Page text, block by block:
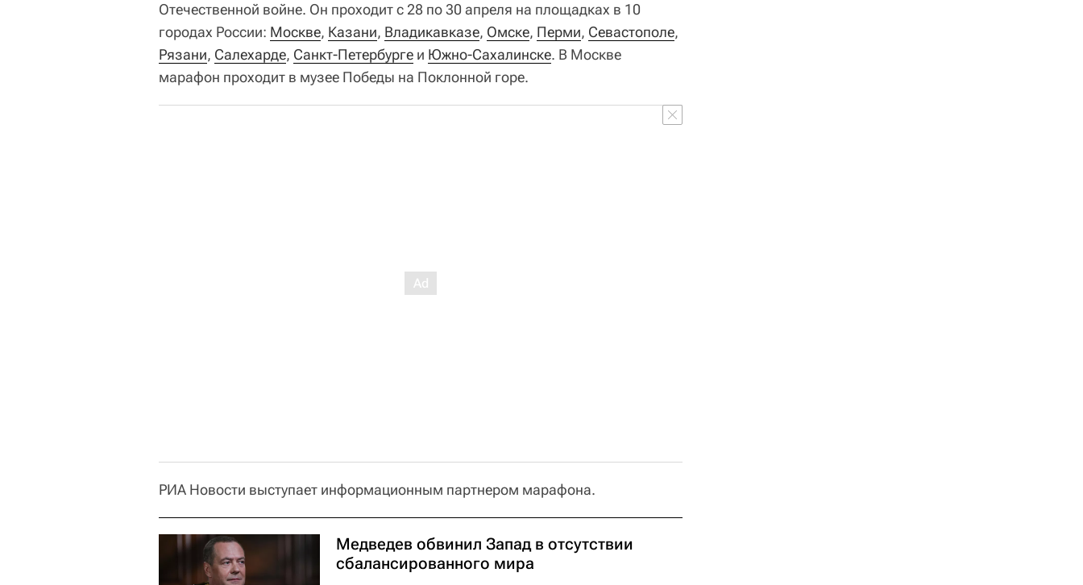
Отечественной войне. Он проходит с 28 по 30 апреля на площадках в 10
городах России: Москве, Казани, Владикавказе, Омске, Перми, Севастополе,
Рязани, Салехарде, Санкт-Петербурге и Южно-Сахалинске. В Москве
марафон проходит в музее Победы на Поклонной горе.
РИА Новости выступает информационным партнером марафона.
Медведев обвинил Запад в отсутствии
сбалансированного мира